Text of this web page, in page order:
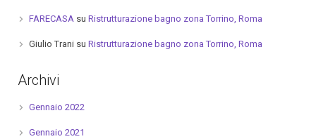
FARECASAsu Ristrutturazione bagno zona Torrino, Roma
Giulio Tranisu Ristrutturazione bagno zona Torrino, Roma
Archivi
Gennaio 2022
Gennaio 2021